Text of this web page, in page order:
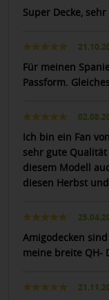
Super Decke,
Für meinen
Passform.
Ich bin ein Fan
sehr gute
diesem Modell
diesen Herbst
Amigodecken
meine breite QH-